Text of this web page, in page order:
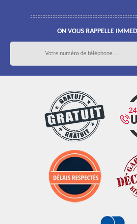
ON VOUS RAPPELLE